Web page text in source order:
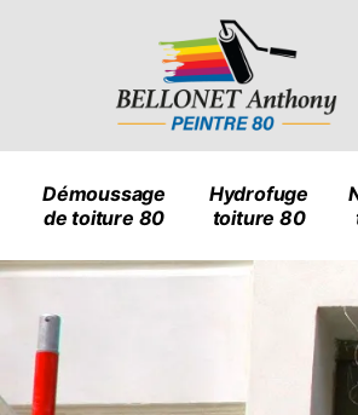
Démoussage
de toiture 80
Hydrofuge
toiture 80